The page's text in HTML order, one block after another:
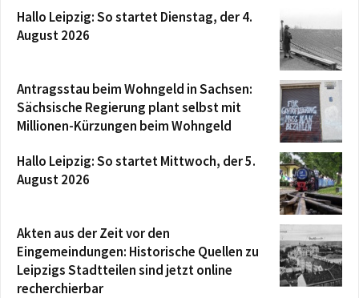
Hallo Leipzig: So startet Dienstag, der 4.
August 2026
Antragsstau beim Wohngeld in Sachsen:
Sächsische Regierung plant selbst mit
Millionen-Kürzungen beim Wohngeld
Hallo Leipzig: So startet Mittwoch, der 5.
August 2026
Akten aus der Zeit vor den
Eingemeindungen: Historische Quellen zu
Leipzigs Stadtteilen sind jetzt online
recherchierbar